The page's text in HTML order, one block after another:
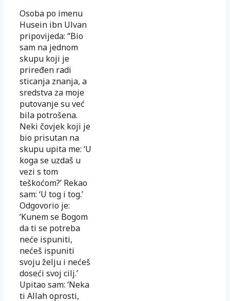
Osoba po imenu
Husein ibn Ulvan
pripovijeda: “Bio
sam na jednom
skupu koji je
priređen radi
sticanja znanja, a
sredstva za moje
putovanje su već
bila potrošena.
Neki čovjek koji je
bio prisutan na
skupu upita me: ‘U
koga se uzdaš u
vezi s tom
teškoćom?’ Rekao
sam: ‘U tog i tog.’
Odgovorio je:
‘Kunem se Bogom
da ti se potreba
neće ispuniti,
nećeš ispuniti
svoju želju i nećeš
doseći svoj cilj.’
Upitao sam: ‘Neka
ti Allah oprosti,